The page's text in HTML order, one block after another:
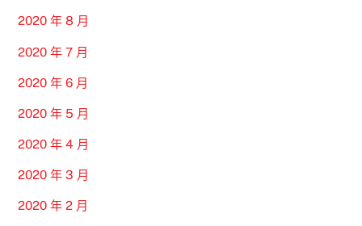
2020 年 8 月
2020 年 7 月
2020 年 6 月
2020 年 5 月
2020 年 4 月
2020 年 3 月
2020 年 2 月